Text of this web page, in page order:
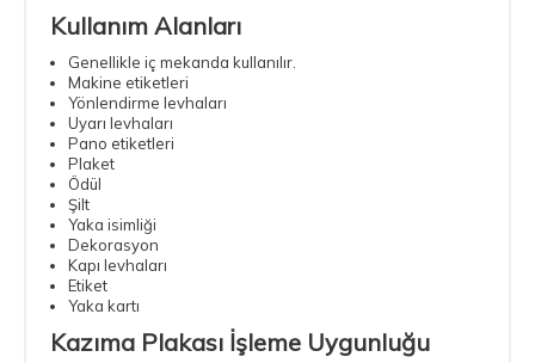
Kullanım Alanları
Genellikle iç mekanda kullanılır.
Makine etiketleri
Yönlendirme levhaları
Uyarı levhaları
Pano etiketleri
Plaket
Ödül
Şilt
Yaka isimliği
Dekorasyon
Kapı levhaları
Etiket
Yaka kartı
Kazıma Plakası İşleme Uygunluğu